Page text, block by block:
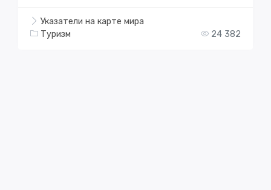
Указатели на карте мира
Туризм
24 382